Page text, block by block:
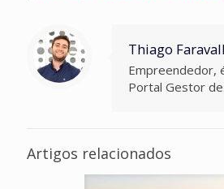
Thiago
Empreendedor,
Portal Gestor
Artigos relacionados